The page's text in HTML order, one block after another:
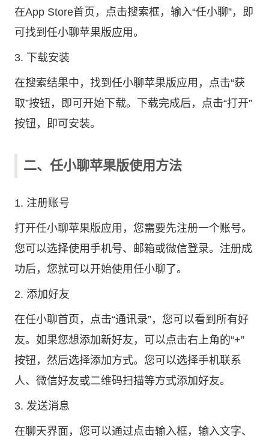
在App Store首页，点击搜索框，输入“任小聊”，即
可找到任小聊苹果版应用。
3. 下载安装
在搜索结果中，找到任小聊苹果版应用，点击“获
取”按钮，即可开始下载。下载完成后，点击“打开”
按钮，即可安装。
二、任小聊苹果版使用方法
1. 注册账号
打开任小聊苹果版应用，您需要先注册一个账号。
您可以选择使用手机号、邮箱或微信登录。注册成
功后，您就可以开始使用任小聊了。
2. 添加好友
在任小聊首页，点击“通讯录”，您可以看到所有好
友。如果您想添加新好友，可以点击右上角的“+”
按钮，然后选择添加方式。您可以选择手机联系
人、微信好友或二维码扫描等方式添加好友。
3. 发送消息
在聊天界面，您可以通过点击输入框，输入文字、